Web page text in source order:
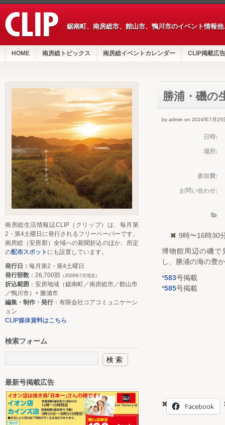
鋸南町、南房総市、館山市、鴨川市のイベント情報
HOME 南房総トピックス 南房総イベントカレンダー CLIP掲載広告
勝浦・磯の
by admin on 2024年7月25
日時:
場所:
参加費:
お問い合わせ:
9時〜16時30
博物館周辺の磯で
し、勝浦の海の豊
*583号掲載
*585号掲載
Facebook
南房総生活情報誌CLIP（クリップ）は、毎月第
2・第4土曜日に発行されるフリーペーパーです。
南房総（安房郡）全域への新聞折込のほか、所定
の配布スポット にも設置しています。
発行日： 毎月第2・第4土曜日
発行部数 ：26,700部 （2026年7月現在）
折込範囲 ：安房地域（鋸南町／南房総市／館山市
／鴨川市）+ 勝浦市
編集・制作・発行：有限会社コアコミュニケーシ
ョン
CLIP媒体資料はこちら
検索フォーム
最新号掲載広告